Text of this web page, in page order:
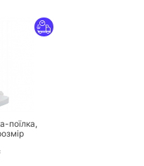
поїлка,